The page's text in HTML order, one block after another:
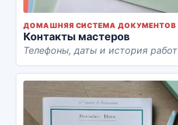
ДОМАШНЯЯ СИСТЕМА ДОКУМЕНТОВ
Контакты мастеров
Телефоны, даты и история работ